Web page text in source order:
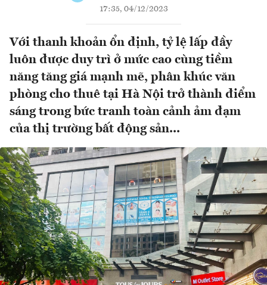
17:35, 04/12/2023
Với thanh khoản ổn định, tỷ lệ lấp đầy
luôn được duy trì ở mức cao cùng tiềm
năng tăng giá mạnh mẽ, phân khúc văn
phòng cho thuê tại Hà Nội trở thành điểm
sáng trong bức tranh toàn cảnh ảm đạm
của thị trường bất động sản...